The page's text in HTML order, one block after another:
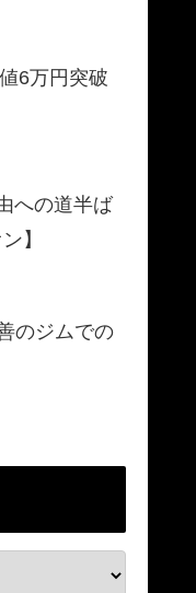
6万円突破
への道半ば
】
のジムでの